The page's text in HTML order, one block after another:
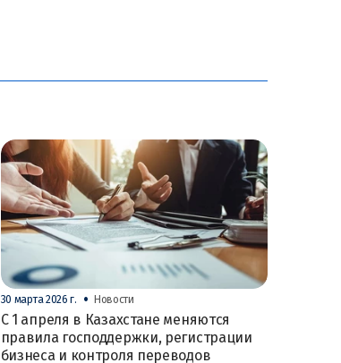
30 марта 2026 г. • Новости
С 1 апреля в Казахстане меняются
правила господдержки, регистрации
бизнеса и контроля переводов